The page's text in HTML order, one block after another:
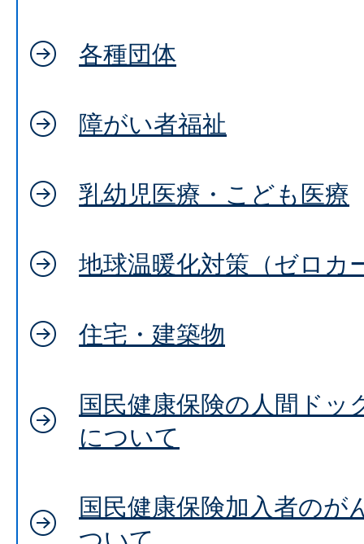
各種団体
障がい者福祉
乳幼児医療・こども医療
地球温暖化対策（ゼロカ
住宅・建築物
国民健康保険の人間ドッ
について
国民健康保険加入者のが